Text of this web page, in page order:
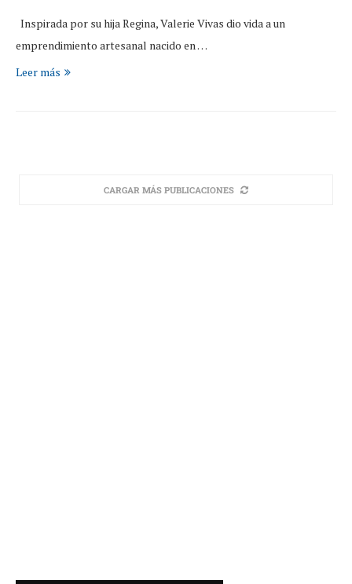
Inspirada por su hija Regina, Valerie Vivas dio vida a un
emprendimiento artesanal nacido en …
Leer más
CARGAR MÁS PUBLICACIONES